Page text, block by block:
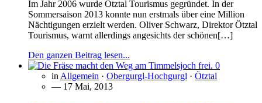
Im Jahr 2006 wurde Ötztal Tourismus gegründet. In der
Sommersaison 2013 konnte nun erstmals über eine Million
Nächtigungen erzielt werden. Oliver Schwarz, Direktor Ötztal
Tourismus, warnt allerdings angesichts der schönen[…]
Den ganzen Beitrag lesen...
0
in Allgemein · Obergurgl-Hochgurgl · Ötztal
— 17 Mai, 2013